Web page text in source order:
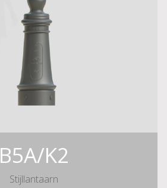
B5A/K2
Stijllantaarn